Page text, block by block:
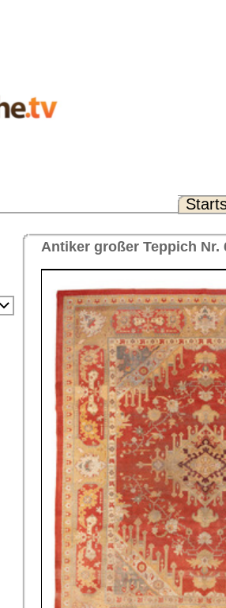
Bilder (öffnen sich in neuem Fenster)
auf die kleinen Bilder weiter unten für Bilder in
Bild Nr. 3 Bild Nr. 4 Bild Nr. 5
Bild Nr. 7 Bild Nr. 8 Bild Nr. 9